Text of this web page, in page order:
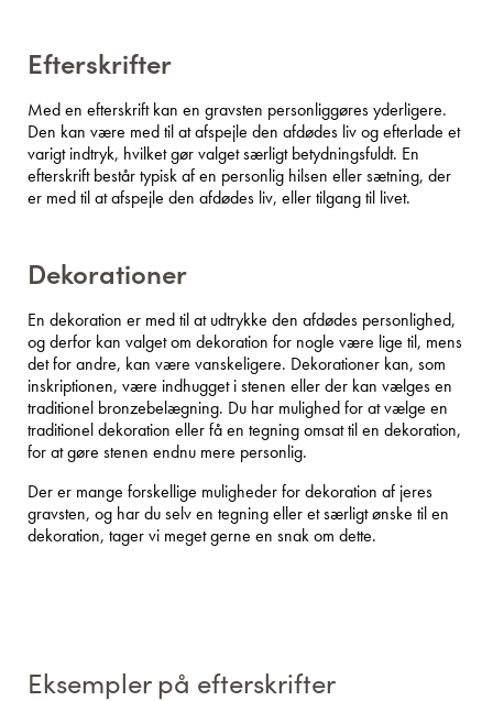
Efterskrifter
Med en efterskrift kan en gravsten personliggøres yderligere.
Den kan være med til at afspejle den afdødes liv og efterlade et
varigt indtryk, hvilket gør valget særligt betydningsfuldt. En
efterskrift består typisk af en personlig hilsen eller sætning, der
er med til at afspejle den afdødes liv, eller tilgang til livet.
Dekorationer
En dekoration er med til at udtrykke den afdødes personlighed,
og derfor kan valget om dekoration for nogle være lige til, mens
det for andre, kan være vanskeligere. Dekorationer kan, som
inskriptionen, være indhugget i stenen eller der kan vælges en
traditionel bronzebelægning. Du har mulighed for at vælge en
traditionel dekoration eller få en tegning omsat til en dekoration,
for at gøre stenen endnu mere personlig.
Der er mange forskellige muligheder for dekoration af jeres
gravsten, og har du selv en tegning eller et særligt ønske til en
dekoration, tager vi meget gerne en snak om dette.
Eksempler på efterskrifter